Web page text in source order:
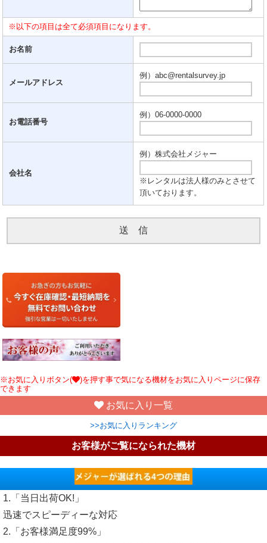
※以下の項目は全て必須項目になります。
お名前
メールアドレス
例）abc@rentalsurvey.jp
お電話番号
例）06-0000-0000
会社名
例）株式会社メジャー
※レンタルは法人様のみとさせて
頂いております。
※お気に入りボタン(
)を押す事で気になる機材をお気に入りページに保存
できます
お気に入り一覧
>>お気に入りランキング
お客様がご覧になられた機材
1.「当日出荷OK!」
迅速でスピーディーな対応
2.「お客様満足度99%」